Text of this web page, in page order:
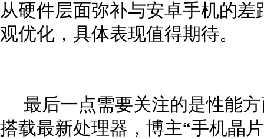
从硬件层面弥补与安卓手机的
观优化，具体表现值得期待。
最后一点需要关注的是性能方
搭载最新处理器，博主“手机晶